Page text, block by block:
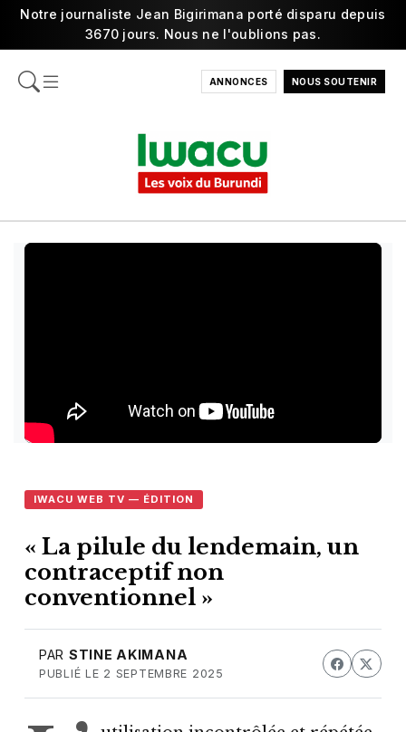
Notre journaliste Jean Bigirimana porté disparu depuis
3670 jours. Nous ne l'oublions pas.
ANNONCES NOUS SOUTENIR
IWACU WEB TV — ÉDITION
« La pilule du lendemain, un
contraceptif non
conventionnel »
PAR STINE AKIMANA
PUBLIÉ LE 2 SEPTEMBRE 2025